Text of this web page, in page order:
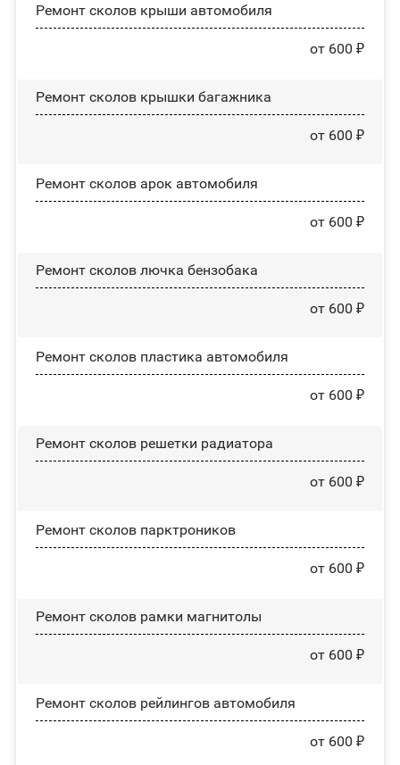
Ремонт сколов крыши автомобиля
от 600 ₽
Ремонт сколов крышки багажника
от 600 ₽
Ремонт сколов арок автомобиля
от 600 ₽
Ремонт сколов лючка бензобака
от 600 ₽
Ремонт сколов пластика автомобиля
от 600 ₽
Ремонт сколов решетки радиатора
от 600 ₽
Ремонт сколов парктроников
от 600 ₽
Ремонт сколов рамки магнитолы
от 600 ₽
Ремонт сколов рейлингов автомобиля
от 600 ₽